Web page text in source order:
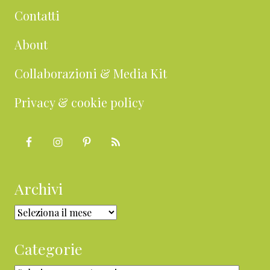
Contatti
About
Collaborazioni & Media Kit
Privacy & cookie policy
Archivi
Archivi
Categorie